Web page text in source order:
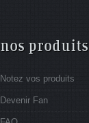
nos produits
Notez vos produits
Devenir Fan